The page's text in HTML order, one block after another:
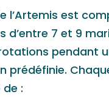
l’Artemis est
d’entre 7 et 9
pendant
prédéfinie.
: